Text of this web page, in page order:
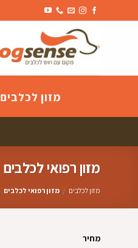
to
מזון לכלבים
מזון רפואי לכלבים
מזון לכלבים / מזון רפואי לכלבים
מחיר